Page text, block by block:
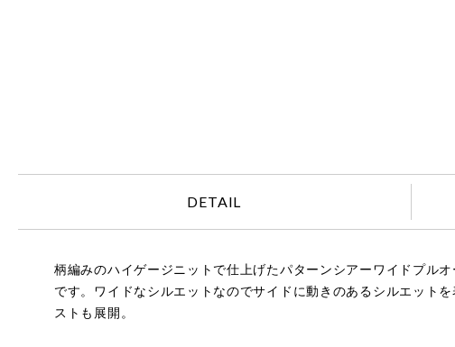
DETAIL
柄編みのハイゲージニットで仕上げたパターンシアーワイドプル
です。ワイドなシルエットなのでサイドに動きのあるシルエット
ストも展開。